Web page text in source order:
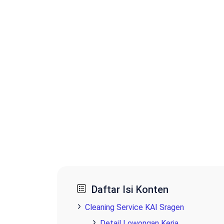
Daftar Isi Konten
Cleaning Service KAI Sragen